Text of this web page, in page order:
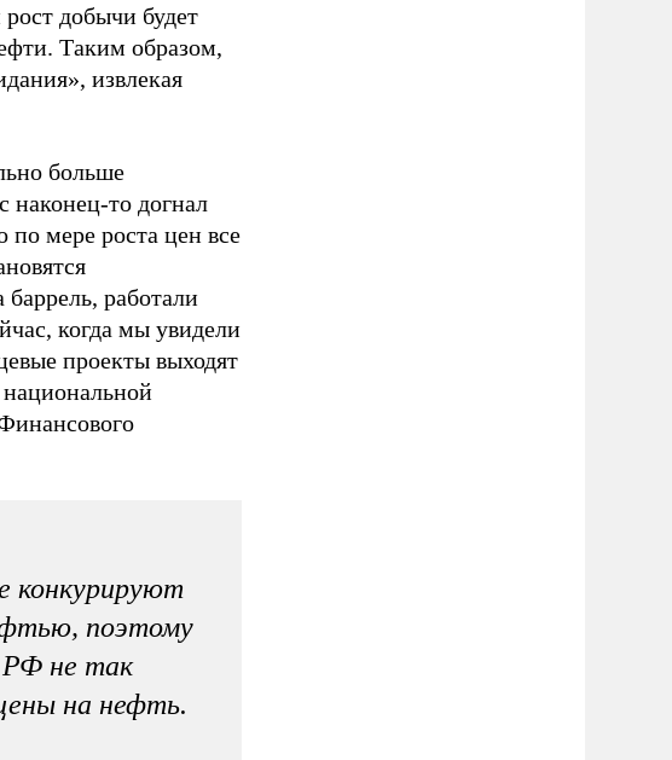
добычи будет
Таким образом,
извлекая
больше
наконец-то догнал
мере роста цен все
работали
когда мы увидели
проекты выходят
конкурируют
поэтому
РФ не так
на нефть.